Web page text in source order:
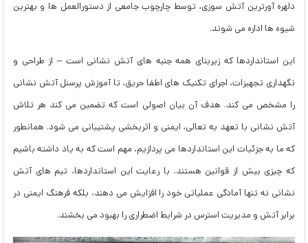
دلهره آورترین آتش سوزی، توسط چارچوب جامعی از دستورالعمل ها و بهترین
شیوه ها اداره می شوند.
این استانداردها که زیربنای همه جنبه های آتش نشانی است – از طراحی و
نگهداری تجهیزات، اجرای تکنیک های اطفا حریق، تا آموزش پرسنل آتش نشانی
را مشخص می کند. هدف آن بیان اصولی است که تضمین می کند هر تلاش
آتش نشانی با تعهد به تعالی، ایمنی و اثربخشی پشتیبانی می شود. همانطور
که ما به جزئیات این استانداردها می پردازیم، مهم است که به یاد داشته باشیم
که چیزی بیش از قوانین هستند. با رعایت این استانداردها، تیم های آتش
نشانی نه تنها آمادگی عملیاتی خود را افزایش می دهند، بلکه فرهنگ ایمنی در
برابر آتش و مدیریت استرس در شرایط اضطراری را بهبود می بخشند.